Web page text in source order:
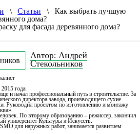
\ Статьи \ Как выбрать лучшую
дома?
для фасада деревянного дома?
Автор: Андрей
Стекольников
года.
и начал профессиональный путь в строительстве. За
директора завода, производящего сухие
Руководил проектом по изготовлению и монтажу
По второму образованию – режиссер, закончил
университет Культуры и Искусств.
для наружных работ, занимается развитием